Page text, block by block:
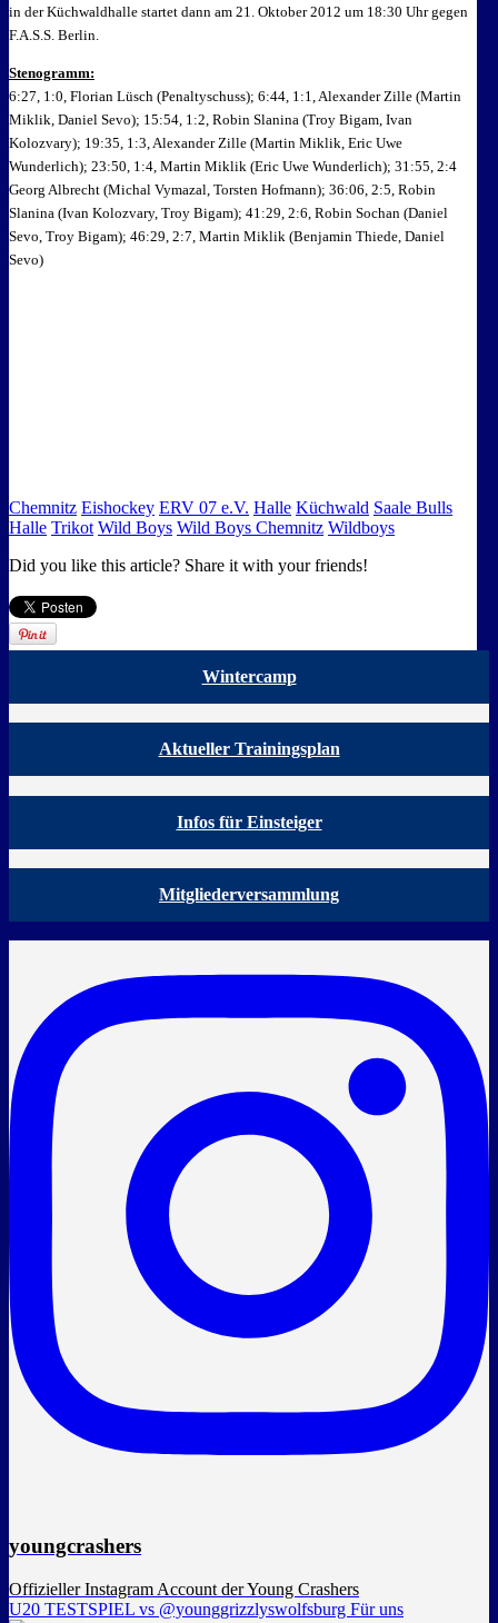
in der Küchwaldhalle startet dann am 21. Oktober 2012 um 18:30 Uhr gegen
F.A.S.S. Berlin.
Stenogramm:
6:27, 1:0, Florian Lüsch (Penaltyschuss); 6:44, 1:1, Alexander Zille (Martin
Miklik, Daniel Sevo); 15:54, 1:2, Robin Slanina (Troy Bigam, Ivan
Kolozvary); 19:35, 1:3, Alexander Zille (Martin Miklik, Eric Uwe
Wunderlich); 23:50, 1:4, Martin Miklik (Eric Uwe Wunderlich); 31:55, 2:4
Georg Albrecht (Michal Vymazal, Torsten Hofmann); 36:06, 2:5, Robin
Slanina (Ivan Kolozvary, Troy Bigam); 41:29, 2:6, Robin Sochan (Daniel
Sevo, Troy Bigam); 46:29, 2:7, Martin Miklik (Benjamin Thiede, Daniel
Sevo)
Chemnitz Eishockey ERV 07 e.V. Halle Küchwald Saale Bulls
Halle Trikot Wild Boys Wild Boys Chemnitz Wildboys
Did you like this article? Share it with your friends!
Wintercamp
Aktueller Trainingsplan
Infos für Einsteiger
Mitgliederversammlung
youngcrashers
Offizieller Instagram Account der Young Crashers
U20 TESTSPIEL vs @younggrizzlyswolfsburg Für uns